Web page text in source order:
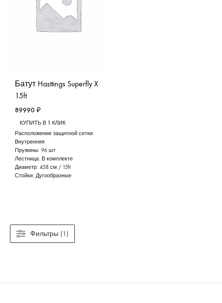
Батут Hasttings Superfly X
15ft
89990 ₽
КУПИТЬ В 1 КЛИК
Расположение защитной сетки:
Внутренняя
Пружины: 96 шт
Лестница: В комплекте
Диаметр: 458 см / 15ft
Стойки: Дугообразные
Фильтры (1)